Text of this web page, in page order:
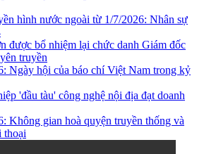
hình nước ngoài từ 1/7/2026: Nhân sự
được bổ nhiệm lại chức danh Giám đốc
truyền
Ngày hội của báo chí Việt Nam trong kỷ
'đầu tàu' công nghệ nội địa đạt doanh
Không gian hoà quyện truyền thống và
thoại